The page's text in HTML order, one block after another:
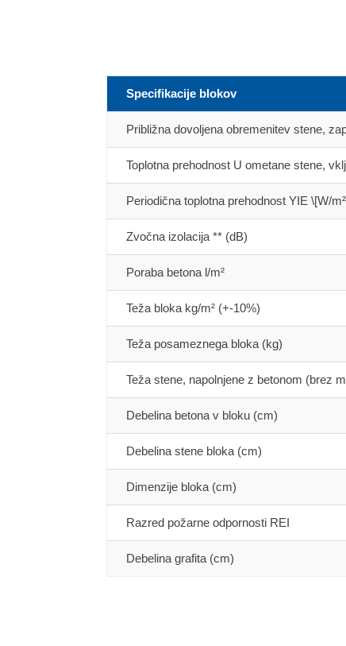
Specifikacije blokov
Približna dovoljena obremenitev stene,
Toplotna prehodnost U ometane stene,
Periodična toplotna prehodnost YIE \[W/
Zvočna izolacija ** (dB)
Poraba betona l/m²
Teža bloka kg/m² (+-10%)
Teža posameznega bloka (kg)
Teža stene, napolnjene z betonom (brez
Debelina betona v bloku (cm)
Debelina stene bloka (cm)
Dimenzije bloka (cm)
Razred požarne odpornosti REI
Debelina grafita (cm)